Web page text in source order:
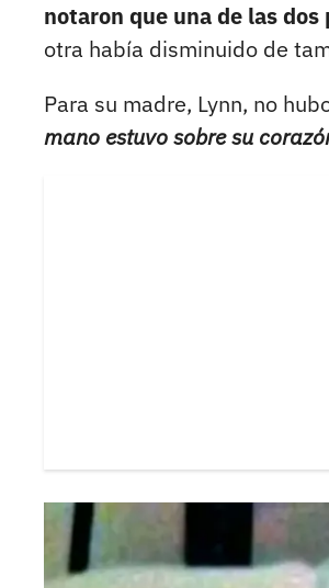
notaron que una de las
otra había disminuido de
Para su madre, Lynn, no
mano estuvo sobre su